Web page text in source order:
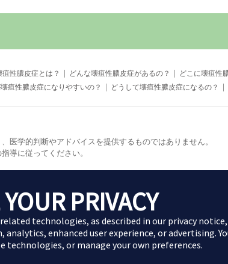
疽性膿皮症とは？ どんな壊疽性膿皮症があるの？
どこに壊疽性
疽性膿皮症になりやすいの？
どうして壊疽性膿皮症になるの？
医学的判断やアドバイスを提供するものではありません。
導に従ってください。
Copyright (C) 2024 AbbVie All Rights Reserved.
PRIVACY
technologies, as described in our privacy notice
enhanced user experience, or advertising.
technologies, or manage your own preferences.